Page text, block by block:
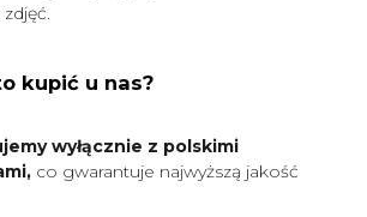
kupić u nas?
wyłącznie z polskimi
co gwarantuje najwyższą jakość